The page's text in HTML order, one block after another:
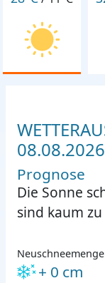
08.08.2026
Prognose
Die Sonne
sind kaum
+ 0 cm